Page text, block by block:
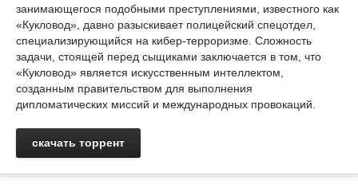
занимающегося подобными преступлениями, известного как
«Кукловод», давно разыскивает полицейский спецотдел,
специализирующийся на кибер-терроризме. Сложность
задачи, стоящей перед сыщиками заключается в том, что
«Кукловод» является искусственным интеллектом,
созданным правительством для выполнения
дипломатических миссий и международных провокаций.
скачать торрент